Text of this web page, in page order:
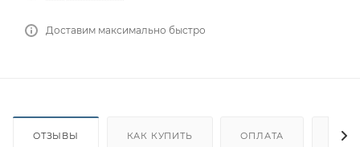
Доставим максимально быстро
ОТЗЫВЫ КАК КУПИТЬ ОПЛАТА